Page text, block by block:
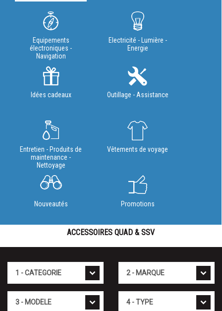
Equipements
électroniques -
Navigation
Electricité - Lumière -
Energie
Idées cadeaux Outillage - Assistance
Entretien - Produits de
maintenance -
Nettoyage
Vêtements de voyage
Nouveautés Promotions
ACCESSOIRES QUAD & SSV